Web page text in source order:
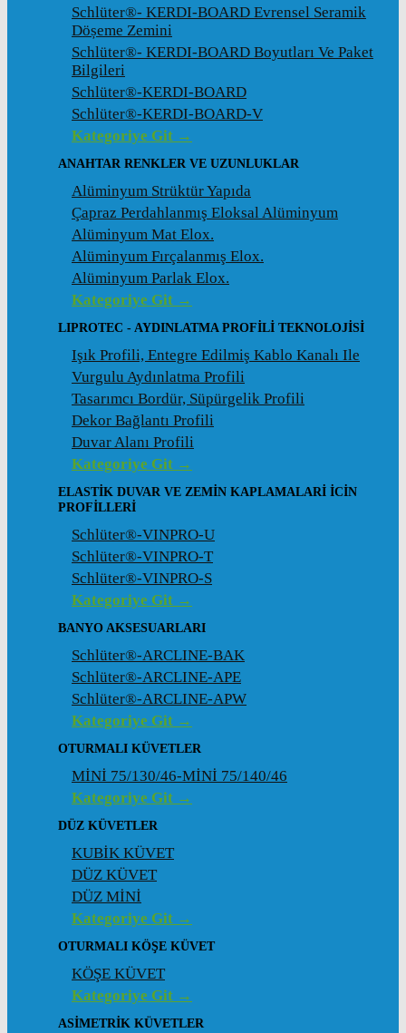
Schlüter®- KERDI-BOARD Evrensel Seramik
Döșeme Zemini
Schlüter®- KERDI-BOARD Boyutları Ve Paket
Bilgileri
Schlüter®-KERDI-BOARD
Schlüter®-KERDI-BOARD-V
Kategoriye Git →
ANAHTAR RENKLER VE UZUNLUKLAR
Alüminyum Strüktür Yapıda
Çapraz Perdahlanmış Eloksal Alüminyum
Alüminyum Mat Elox.
Alüminyum Fırçalanmış Elox.
Alüminyum Parlak Elox.
Kategoriye Git →
LIPROTEC - AYDINLATMA PROFILI TEKNOLOJISI
Işık Profili, Entegre Edilmiş Kablo Kanalı Ile
Vurgulu Aydınlatma Profili
Tasarımcı Bordür, Süpürgelik Profili
Dekor Bağlantı Profili
Duvar Alanı Profili
Kategoriye Git →
ELASTIK DUVAR VE ZEMIN KAPLAMALARI İCIN
PROFILLERI
Schlüter®-VINPRO-U
Schlüter®-VINPRO-T
Schlüter®-VINPRO-S
Kategoriye Git →
BANYO AKSESUARLARI
Schlüter®-ARCLINE-BAK
Schlüter®-ARCLINE-APE
Schlüter®-ARCLINE-APW
Kategoriye Git →
OTURMALI KÜVETLER
MİNİ 75/130/46-MİNİ 75/140/46
Kategoriye Git →
DÜZ KÜVETLER
KUBİK KÜVET
DÜZ KÜVET
DÜZ MİNİ
Kategoriye Git →
OTURMALI KÖŞE KÜVET
KÖŞE KÜVET
Kategoriye Git →
ASIMETRIK KÜVETLER